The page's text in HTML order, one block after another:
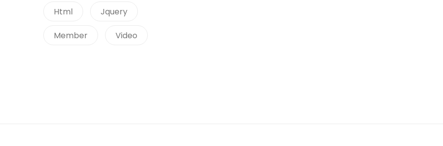
Html Jquery
Member Video